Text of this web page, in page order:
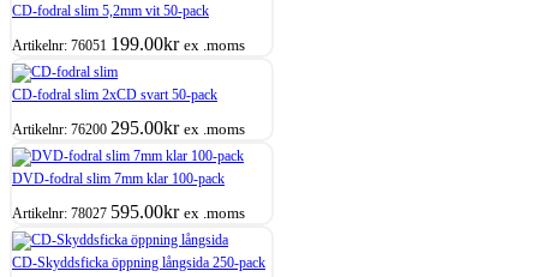
CD-fodral slim 5,2mm vit 50-pack
Artikelnr: 76051 199.00kr ex .moms
CD-fodral slim 2xCD svart 50-pack
Artikelnr: 76200 295.00kr ex .moms
DVD-fodral slim 7mm klar 100-pack
Artikelnr: 78027 595.00kr ex .moms
CD-Skyddsficka öppning långsida 250-pack